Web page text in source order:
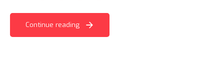
Continue reading